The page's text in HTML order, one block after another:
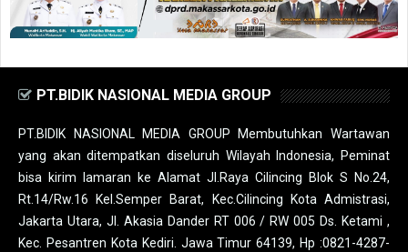
PT.BIDIK NASIONAL MEDIA GROUP
PT.BIDIK NASIONAL MEDIA GROUP Membutuhkan Wartawan
yang akan ditempatkan diseluruh Wilayah Indonesia, Peminat
bisa kirim lamaran ke Alamat Jl.Raya Cilincing Blok S No.24,
Rt.14/Rw.16 Kel.Semper Barat, Kec.Cilincing Kota Admistrasi,
Jakarta Utara, Jl. Akasia Dander RT 006 / RW 005 Ds. Ketami ,
Kec. Pesantren Kota Kediri. Jawa Timur 64139, Hp :0821-4287-